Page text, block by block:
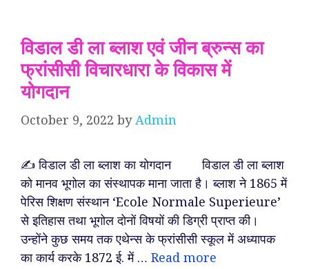
विडाल डी ला ब्लाश एवं जीन ब्रुन्स का
फ्रांसीसी विचारधारा के विकास में
योगदान
October 9, 2022 byAdmin
✍️ विडाल डी ला ब्लाश का योगदान विडाल डी ला ब्लाश
को मानव भूगोल का संस्थापक माना जाता है। ब्लाश ने 1865 में
पेरिस शिक्षण संस्थान ‘Ecole Normale Superieure’
से इतिहास तथा भूगोल दोनों विषयों की डिग्री प्राप्त की।
उन्होंने कुछ समय तक एथेन्स के फ्रांसीसी स्कूल में अध्यापक
का कार्य करके 1872 ई. में … Read more